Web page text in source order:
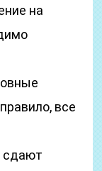
на
все
сдают